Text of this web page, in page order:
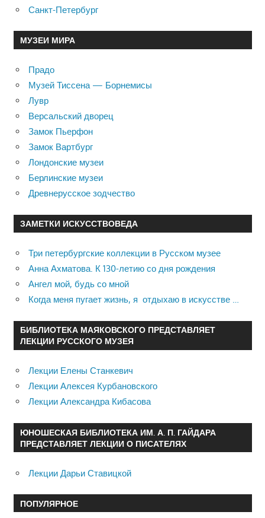
Санкт-Петербург
МУЗЕИ МИРА
Прадо
Музей Тиссена — Борнемисы
Лувр
Версальский дворец
Замок Пьерфон
Замок Вартбург
Лондонские музеи
Берлинские музеи
Древнерусское зодчество
ЗАМЕТКИ ИСКУССТВОВЕДА
Три петербургские коллекции в Русском музее
Анна Ахматова. К 130-летию со дня рождения
Ангел мой, будь со мной
Когда меня пугает жизнь, я отдыхаю в искусстве …
БИБЛИОТЕКА МАЯКОВСКОГО ПРЕДСТАВЛЯЕТ
ЛЕКЦИИ РУССКОГО МУЗЕЯ
Лекции Елены Станкевич
Лекции Алексея Курбановского
Лекции Александра Кибасова
ЮНОШЕСКАЯ БИБЛИОТЕКА ИМ. А. П. ГАЙДАРА
ПРЕДСТАВЛЯЕТ ЛЕКЦИИ О ПИСАТЕЛЯХ
Лекции Дарьи Ставицкой
ПОПУЛЯРНОЕ